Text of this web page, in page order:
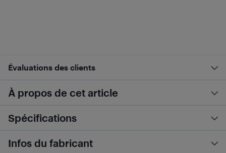
Évaluations des clients
À propos de cet article
Spécifications
Infos du fabricant